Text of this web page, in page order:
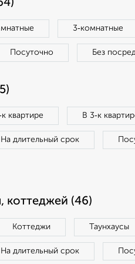
3‑комнатные
Посуточно Без
квартире В 3‑к
На длительный срок
коттеджей (46)
Коттеджи Таунхаусы
На длительный срок